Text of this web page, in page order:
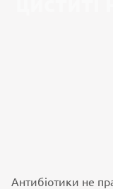
Антибіотики не